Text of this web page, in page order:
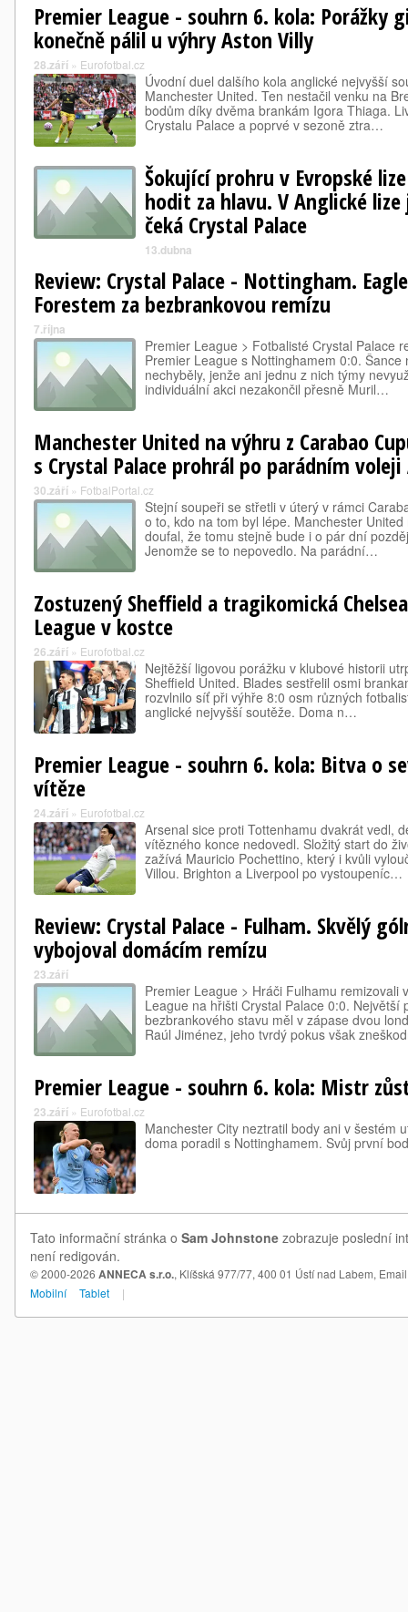
Premier League - souhrn 6. kola: Porážky
konečně pálil u výhry Aston Villy
28.září » Eurofotbal.cz
Úvodní duel dalšího kola anglické nejvyšší
Manchester United. Ten nestačil venku na
bodům díky dvěma brankám Igora Thiaga.
Crystalu Palace a poprvé v sezoně ztra…
Šokující prohru v Evropské
hodit za hlavu. V Anglické
čeká Crystal Palace
13.dubna
Review: Crystal Palace - Nottingham.
Forestem za bezbrankovou remízu
7.října
Premier League > Fotbalisté Crystal Palace
Premier League s Nottinghamem 0:0.
nechyběly, jenže ani jednu z nich týmy
individuální akci nezakončil přesně Muril…
Manchester United na výhru z Carabao
s Crystal Palace prohrál po parádním voleji
30.září » FotbalPortal.cz
Stejní soupeři se střetli v úterý v rámci
o to, kdo na tom byl lépe. Manchester
doufal, že tomu stejně bude i o pár dní
Jenomže se to nepovedlo. Na parádní…
Zostuzený Sheffield a tragikomická
League v kostce
26.září » Eurofotbal.cz
Nejtěžší ligovou porážku v klubové historii
Sheffield United. Blades sestřelil osmi
rozvlnilo síť při výhře 8:0 osm různých
anglické nejvyšší soutěže. Doma n…
Premier League - souhrn 6. kola: Bitva o
vítěze
24.září » Eurofotbal.cz
Arsenal sice proti Tottenhamu dvakrát vedl,
vítězného konce nedovedl. Složitý start do
zažívá Mauricio Pochettino, který i kvůli
Villou. Brighton a Liverpool po vystoupeníc…
Review: Crystal Palace - Fulham. Skvělý
vybojoval domácím remízu
23.září
Premier League > Hráči Fulhamu remizovali
League na hřišti Crystal Palace 0:0. Největší
bezbrankového stavu měl v zápase dvou
Raúl Jiménez, jeho tvrdý pokus však
Premier League - souhrn 6. kola: Mistr
23.září » Eurofotbal.cz
Manchester City neztratil body ani v šestém
doma poradil s Nottinghamem. Svůj první
Tato informační stránka o Sam Johnstone zobrazuje poslední
není redigován.
© 2000-2026 ANNECA s.r.o., Klíšská 977/77, 400 01 Ústí nad Labem,
Mobilní
Tablet |